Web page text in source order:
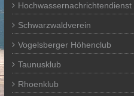
Hochwassernachrichtendienst
Schwarzwaldverein
Vogelsberger Höhenclub
Taunusklub
Rhoenklub